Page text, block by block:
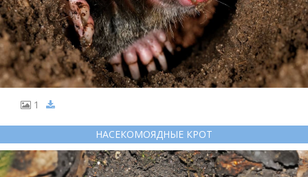
1
НАСЕКОМОЯДНЫЕ КРОТ